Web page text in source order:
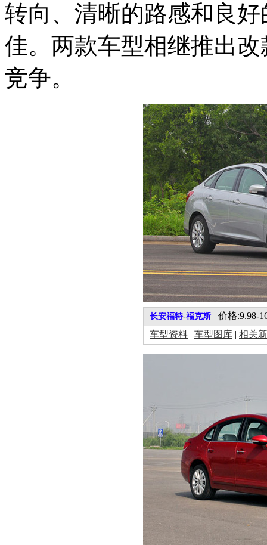
转向、清晰的路感和良
佳。两款车型相继推出
竞争。
长安福特-福克斯 价格:9.98-
车型资料 | 车型图库 | 相关